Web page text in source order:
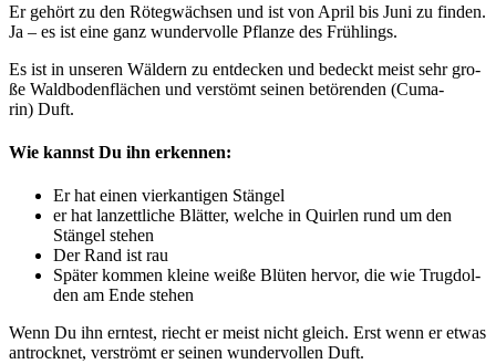
Er gehört zu den Röteg­wäch­sen und ist von April bis Juni zu fin­den.
Ja – es ist eine ganz wun­der­vol­le Pflan­ze des Frühlings.
Es ist in unse­ren Wäl­dern zu ent­de­cken und bedeckt meist sehr gro­
ße Wald­bo­den­flä­chen und ver­stömt sei­nen betö­ren­den (Cuma­
rin) Duft.
Wie kannst Du ihn erkennen:
Er hat einen vier­kan­ti­gen Stängel
er hat lan­zett­li­che Blät­ter, wel­che in Quir­len rund um den
Stän­gel stehen
Der Rand ist rau
Spä­ter kom­men klei­ne wei­ße Blü­ten her­vor, die wie Trug­dol­
den am Ende stehen
Wenn Du ihn ern­test, riecht er meist nicht gleich. Erst wenn er etwas
antrock­net, ver­strömt er sei­nen wun­der­vol­len Duft.